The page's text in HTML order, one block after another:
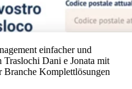
einfacher und
Traslochi Dani e Jonata mit
Branche Komplettlösungen